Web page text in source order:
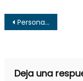
Navegación
de
Personas se aglomeran para comprar gaseosas en Mercado Central
Deja una